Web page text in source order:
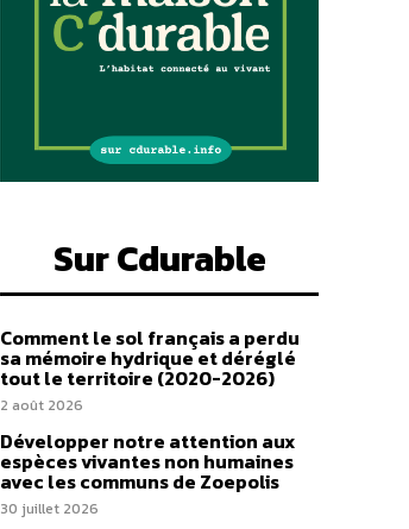
Sur Cdurable
Comment le sol français a perdu
sa mémoire hydrique et déréglé
tout le territoire (2020-2026)
2 août 2026
Développer notre attention aux
espèces vivantes non humaines
avec les communs de Zoepolis
30 juillet 2026